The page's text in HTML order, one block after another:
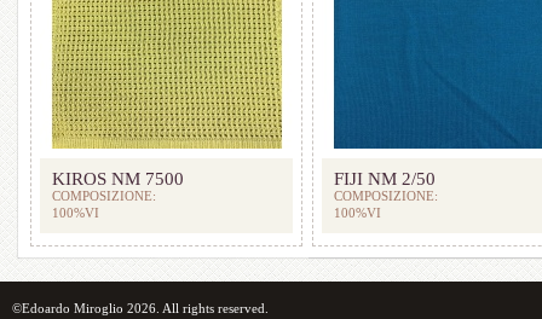
KIROS NM 7500
COMPOSIZIONE:
100%VI
FIJI NM 2/50
COMPOSIZIONE:
100%VI
©Edoardo Miroglio 2026. All rights reserved.